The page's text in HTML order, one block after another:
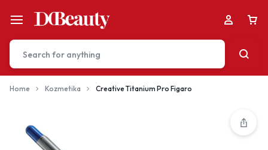
Home Kozmetika Creative Titanium Pro Figaro